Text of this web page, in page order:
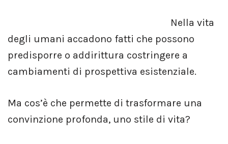
Nella vita
degli umani accadono fatti che possono
predisporre o addirittura costringere a
cambiamenti di prospettiva esistenziale.
Ma cos’è che permette di trasformare una
convinzione profonda, uno stile di vita?